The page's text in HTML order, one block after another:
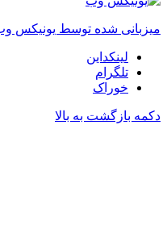
میزبانی شده توسط یونیکس
لینکداین
تلگرام
خوراک
دکمه بازگشت به بالا